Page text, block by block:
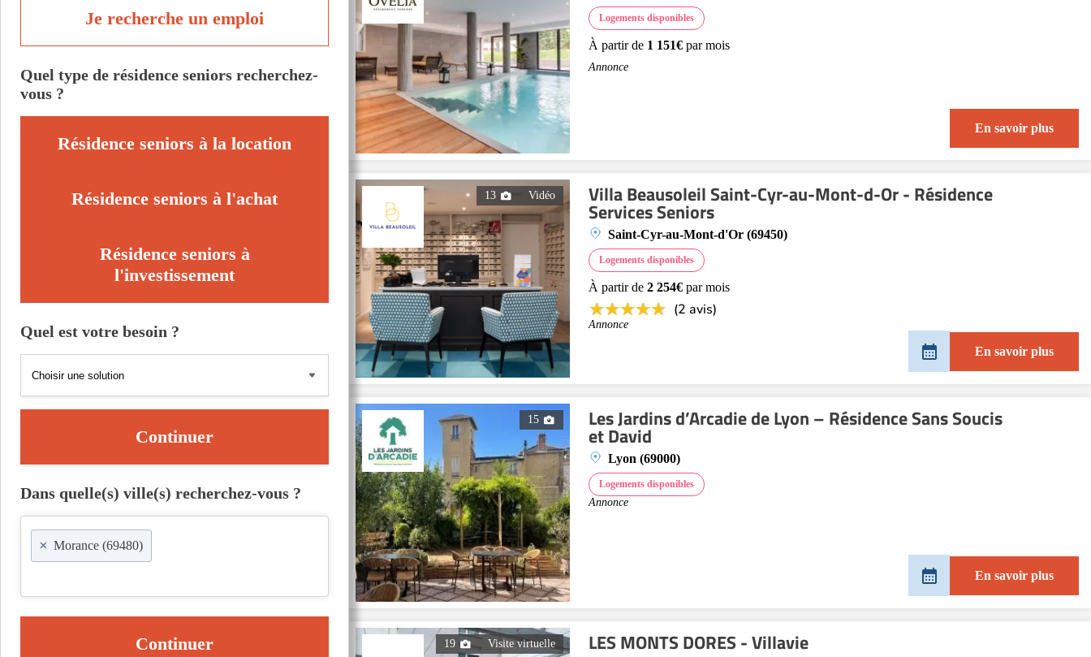
Logements disponibles
À partir de 1 151€ par mois
Annonce
En savoir plus
13 Vidéo Villa Beausoleil Saint-Cyr-au-Mont-d-Or - Résidence
Services Seniors
Saint-Cyr-au-Mont-d'Or (69450)
Logements disponibles
À partir de 2 254€ par mois
(2 avis)
Annonce
En savoir plus
15 Les Jardins d’Arcadie de Lyon – Résidence Sans Soucis
et David
Lyon (69000)
Logements disponibles
Annonce
En savoir plus
19 Visite virtuelle LES MONTS DORES - Villavie
Je recherche un emploi
Quel type de résidence seniors recherchez-
vous ?
Résidence seniors à la location
Résidence seniors à l'achat
Résidence seniors à
l'investissement
Quel est votre besoin ?
Continuer
Dans quelle(s) ville(s) recherchez-vous ?
× Morance (69480)
Continuer